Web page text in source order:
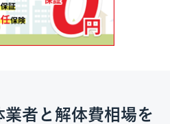
者と解体費相場を